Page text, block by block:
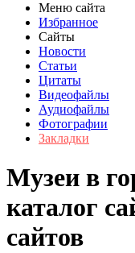
Меню сайта
Избранное
Сайты
Новости
Статьи
Цитаты
Видеофайлы
Аудиофайлы
Фотографии
Закладки
Музеи в
каталог
сайтов